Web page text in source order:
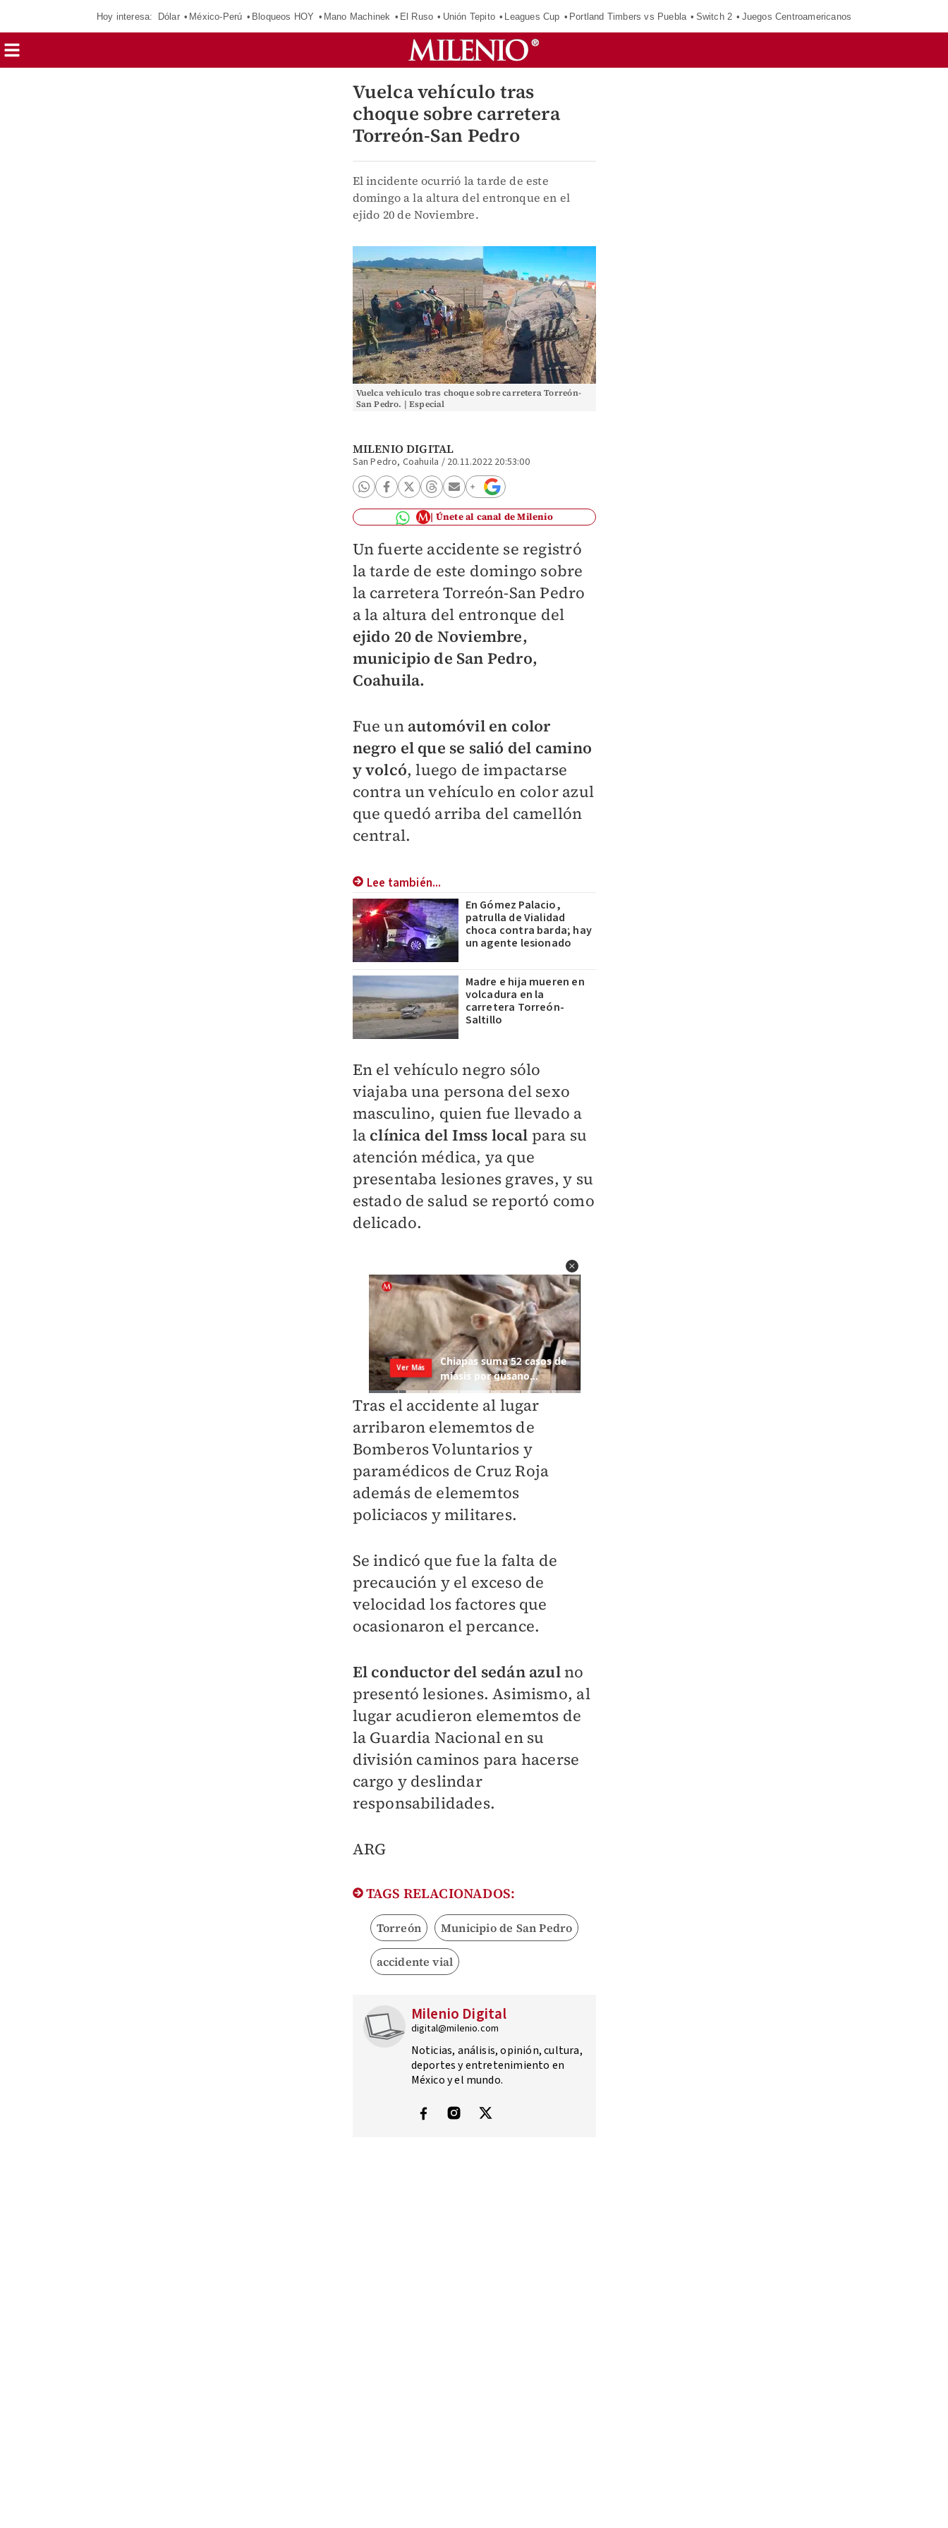
Hoy interesa: Dólar México-Perú Bloqueos HOY Mano Machinek El Ruso Unión Tepito Leagues Cup Portland Timbers vs Puebla Switch 2 Juegos Centroamericanos
Vuelca vehículo tras
choque sobre carretera
Torreón-San Pedro
El incidente ocurrió la tarde de este
domingo a la altura del entronque en el
ejido 20 de Noviembre.
Vuelca vehiculo tras choque sobre carretera Torreón-
San Pedro. | Especial
MILENIO DIGITAL
San Pedro, Coahuila / 20.11.2022 20:53:00
Únete al canal de Milenio
Un fuerte accidente se registró
la tarde de este domingo sobre
la carretera Torreón-San Pedro
a la altura del entronque del
ejido 20 de Noviembre,
municipio de San Pedro,
Coahuila.
Fue un automóvil en color
negro el que se salió del camino
y volcó, luego de impactarse
contra un vehículo en color azul
que quedó arriba del camellón
central.
Lee también...
En Gómez Palacio,
patrulla de Vialidad
choca contra barda; hay
un agente lesionado
Madre e hija mueren en
volcadura en la
carretera Torreón-
Saltillo
En el vehículo negro sólo
viajaba una persona del sexo
masculino, quien fue llevado a
la clínica del Imss local para su
atención médica, ya que
presentaba lesiones graves, y su
estado de salud se reportó como
delicado.
Tras el accidente al lugar
arribaron elememtos de
Bomberos Voluntarios y
paramédicos de Cruz Roja
además de elememtos
policiacos y militares.
Se indicó que fue la falta de
precaución y el exceso de
velocidad los factores que
ocasionaron el percance.
El conductor del sedán azulno
presentó lesiones. Asimismo, al
lugar acudieron elememtos de
la Guardia Nacional en su
división caminos para hacerse
cargo y deslindar
responsabilidades.
ARG
TAGS RELACIONADOS:
Torreón Municipio de San Pedro
accidente vial
Milenio Digital
digital@milenio.com
Noticias, análisis, opinión, cultura,
deportes y entretenimiento en
México y el mundo.